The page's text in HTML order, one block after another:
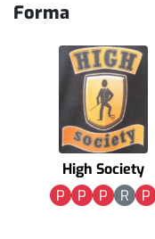
Forma
High Society
P
P P R P